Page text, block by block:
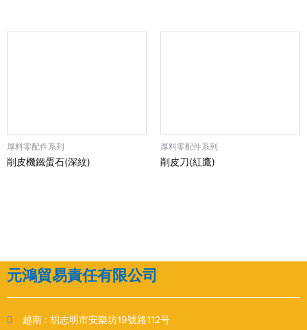
厚料零配件系列
削皮機鐵蛋石(深紋)
厚料零配件系列
削皮刀(紅鷹)
元鴻貿易責任有限公司
越南 : 胡志明市安樂坊19號路112号